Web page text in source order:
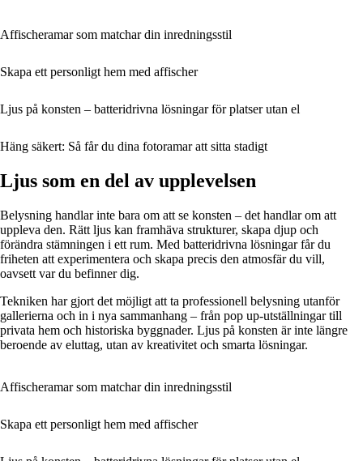
Affischeramar som matchar din inredningsstil
Skapa ett personligt hem med affischer
Ljus på konsten – batteridrivna lösningar för platser utan el
Häng säkert: Så får du dina fotoramar att sitta stadigt
Ljus som en del av upplevelsen
Belysning handlar inte bara om att se konsten – det handlar om att
uppleva den. Rätt ljus kan framhäva strukturer, skapa djup och
förändra stämningen i ett rum. Med batteridrivna lösningar får du
friheten att experimentera och skapa precis den atmosfär du vill,
oavsett var du befinner dig.
Tekniken har gjort det möjligt att ta professionell belysning utanför
gallerierna och in i nya sammanhang – från pop up-utställningar till
privata hem och historiska byggnader. Ljus på konsten är inte längre
beroende av eluttag, utan av kreativitet och smarta lösningar.
Affischeramar som matchar din inredningsstil
Skapa ett personligt hem med affischer